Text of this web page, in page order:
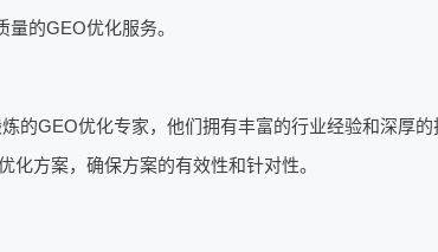
的GEO优化服务。
的GEO优化专家，他们拥有丰富的行业经验和深厚的
方案，确保方案的有效性和针对性。